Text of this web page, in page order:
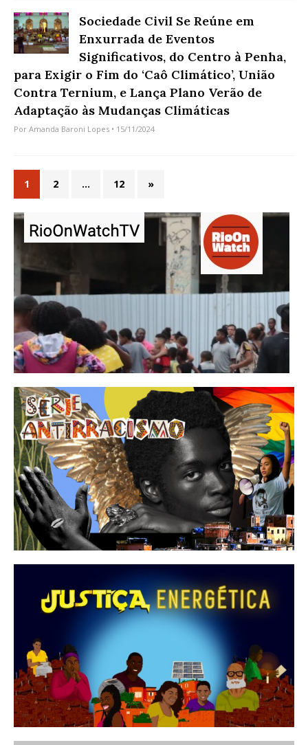
Sociedade Civil Se Reúne em
Enxurrada de Eventos
Significativos, do Centro à Penha,
para Exigir o Fim do ‘Caô Climático’, União
Contra Ternium, e Lança Plano Verão de
Adaptação às Mudanças Climáticas
Por Amanda Baroni Lopes • 15/11/2024
1 2 … 12 »